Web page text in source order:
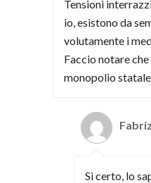
Tensioni
io, esistono da
volutamente i
Faccio notare
monopolio
Sì certo, lo